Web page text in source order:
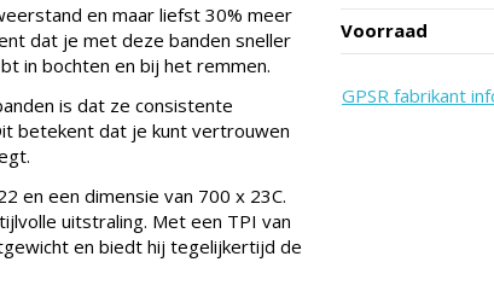
en maar liefst 30% meer
dat je met deze banden sneller
in bochten en bij het remmen.
is dat ze consistente
betekent dat je kunt vertrouwen
en een dimensie van 700 x 23C.
uitstraling. Met een TPI van
en biedt hij tegelijkertijd de
Voorraad
GPSR fabrikant